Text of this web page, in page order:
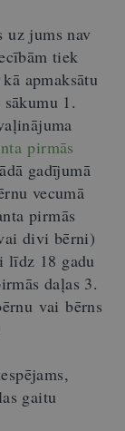
uz jums nav
tiek
apmaksātu
1.
pirmās
gadījumā
vecumā
pirmās
divi bērni)
līdz 18 gadu
daļas 3.
vai bērns
gaitu